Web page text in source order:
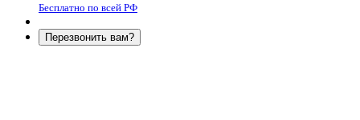
Бесплатно по всей РФ
Перезвонить вам?